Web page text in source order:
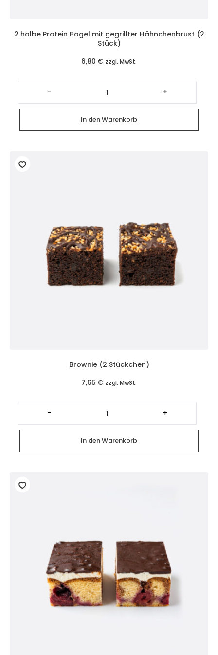
2 halbe Protein Bagel mit gegrillter Hähnchenbrust (2
Stück)
6,80 € zzgl. MwSt.
-
2
halbe
Protein
Bagel
mit
gegrillter
Hähnchenbrust
(2
+
In den Warenkorb
Brownie (2 Stückchen)
7,65 € zzgl. MwSt.
-
Brownie
(2
Stückchen)
Menge
+
In den Warenkorb